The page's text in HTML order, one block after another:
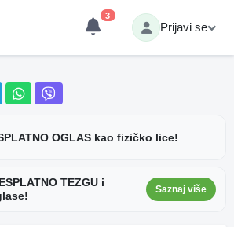
3
Prijavi se
OGLAS kao fizičko lice!
TEZGU i
Saznaj više